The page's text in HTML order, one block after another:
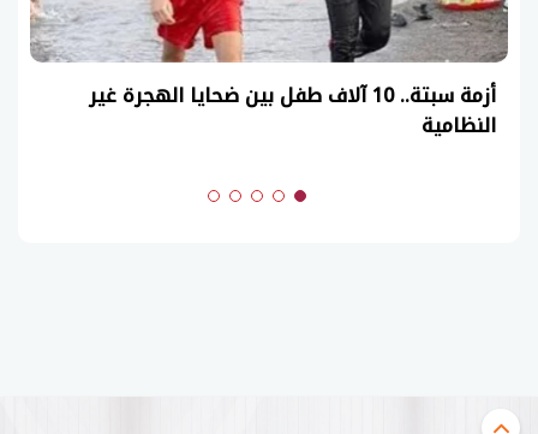
أزمة سبتة.. 10 آلاف طفل بين ضحايا الهجرة غير
النظامية